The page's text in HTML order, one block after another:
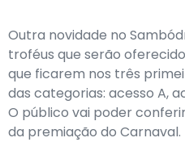
Outra novidade no
troféus que serão
que ficarem nos três
das categorias: acesso A,
O público vai poder
da premiação do Carnaval.